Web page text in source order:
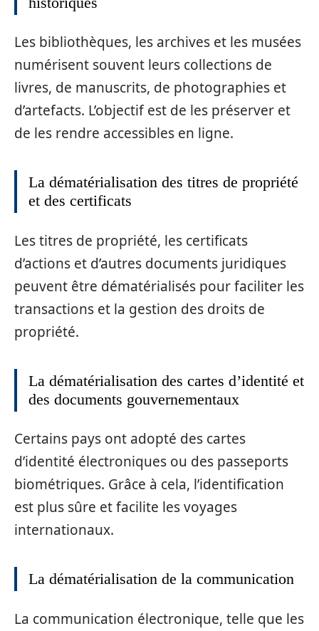
Les bibliothèques, les archives et les musées
numérisent souvent leurs collections de
livres, de manuscrits, de photographies et
d’artefacts. L’objectif est de les préserver et
de les rendre accessibles en ligne.
La dématérialisation des titres de propriété
et des certificats
Les titres de propriété, les certificats
d’actions et d’autres documents juridiques
peuvent être dématérialisés pour faciliter les
transactions et la gestion des droits de
propriété.
La dématérialisation des cartes d’identité et
des documents gouvernementaux
Certains pays ont adopté des cartes
d’identité électroniques ou des passeports
biométriques. Grâce à cela, l’identification
est plus sûre et facilite les voyages
internationaux.
La dématérialisation de la communication
La communication électronique, telle que les